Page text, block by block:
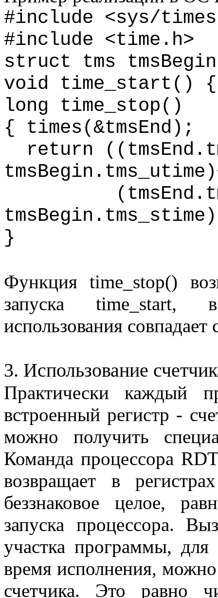
#include <sys/
#include <time.h>
struct
tms
void time_start () {
long time_stop()
{ times(&tmsEnd );
return ((
tmsBegin.tms_utime
(
tmsBegin.tms_stime
}
Функцияtime_stop()
запуска time start, в
использования
3. Использование
Практически каждый
встроенный регистр -
можно получить
Команда процессора
возвращает в
беззнаковое целое,
запуска процессора.
участка программы, для
время исполнения,
счетчика. Это равно